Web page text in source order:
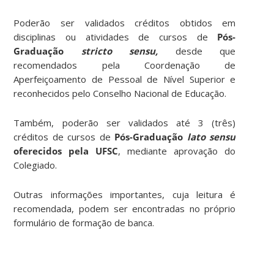
Poderão ser validados créditos obtidos em
disciplinas ou atividades de cursos de Pós-
Graduação stricto sensu, desde que
recomendados pela Coordenação de
Aperfeiçoamento de Pessoal de Nível Superior e
reconhecidos pelo Conselho Nacional de Educação.
Também, poderão ser validados até 3 (três)
créditos de cursos de Pós-Graduação lato sensu
oferecidos pela UFSC, mediante aprovação do
Colegiado.
Outras informações importantes, cuja leitura é
recomendada, podem ser encontradas no próprio
formulário de formação de banca.